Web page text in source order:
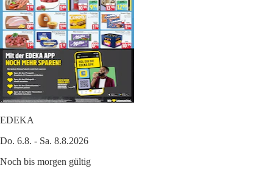
EDEKA
Do. 6.8. - Sa. 8.8.2026
Noch bis morgen gültig